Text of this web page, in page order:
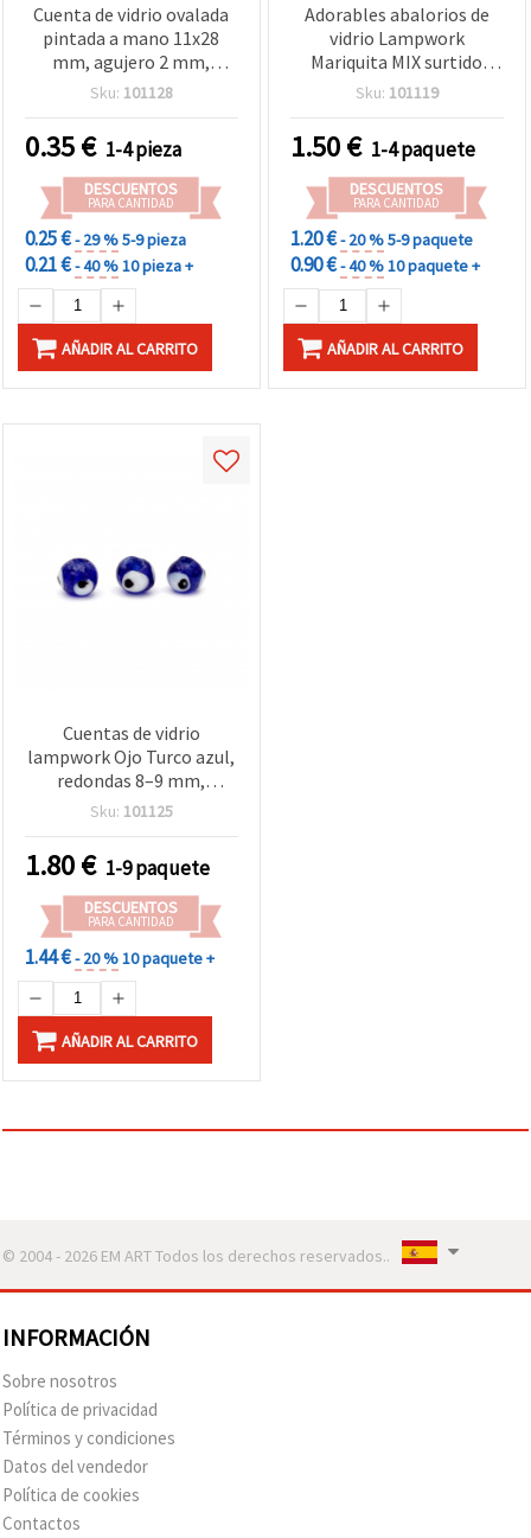
Cuenta de vidrio ovalada
pintada a mano 11x28
mm, agujero 2 mm,
colores surtidos - 1 pieza
Sku: 101128
0.35€ 1-4 pieza
DESCUENTOS
PARA CANTIDAD
0.25 €- 29 %5-9 pieza
0.21 €- 40 %10 pieza +
AÑADIR AL CARRITO
Adorables abalorios de
vidrio Lampwork
Mariquita MIX surtido
15x10 mm, agujero 1,5–2
bisutería, accesorios y
manualidades DIY, pack de
4 uds
Sku: 101119
1.50€ 1-4 paquete
DESCUENTOS
PARA CANTIDAD
1.20 €- 20 %5-9 paquete
0.90 €- 40 %10 paquete +
AÑADIR AL CARRITO
Cuentas de vidrio
lampwork Ojo Turco azul,
redondas 8–9 mm,
agujero 2 mm – ideales
manualidades DIY – pack
de 10 uds
Sku: 101125
1.80€ 1-9 paquete
DESCUENTOS
PARA CANTIDAD
1.44 €- 20 %10 paquete +
AÑADIR AL CARRITO
© 2004 - 2026 EM ART Todos los derechos reservados..
INFORMACIÓN
Sobre nosotros
Política de privacidad
Términos y condiciones
Datos del vendedor
Política de cookies
Contactos